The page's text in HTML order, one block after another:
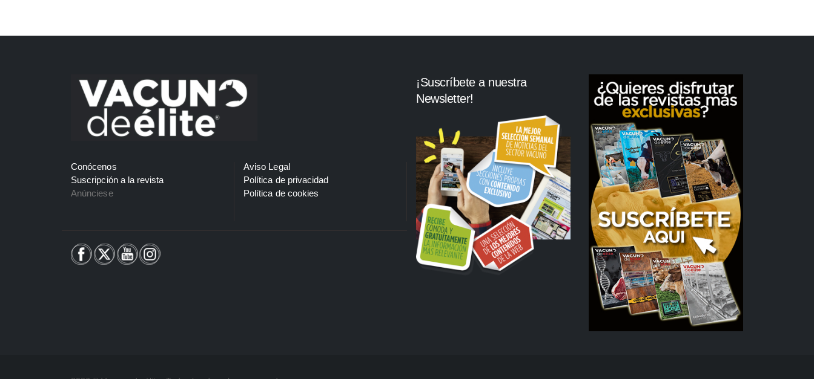
Conócenos
Suscripción a la revista
Anúnciese
Aviso Legal
Política de privacidad
Política de cookies
¡Suscríbete a nuestra
Newsletter!